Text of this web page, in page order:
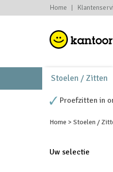
Home
Stoelen / Zitten
Proefzitten in
Home > Stoelen /
Uw selectie